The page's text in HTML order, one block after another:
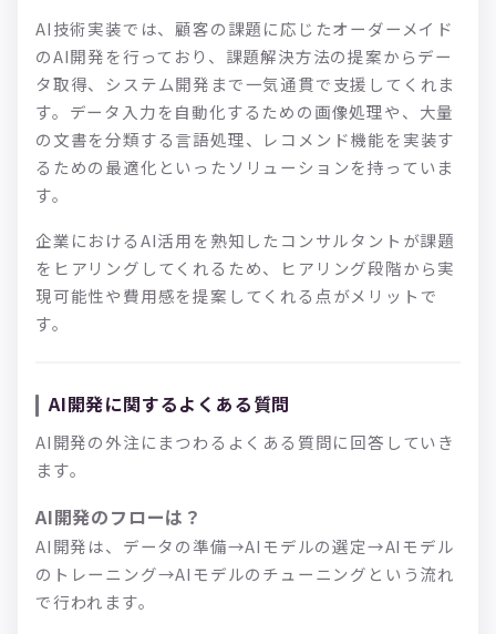
AI技術実装では、顧客の課題に応じたオーダーメイド
のAI開発を行っており、課題解決方法の提案からデー
タ取得、システム開発まで一気通貫で支援してくれま
す。データ入力を自動化するための画像処理や、大量
の文書を分類する言語処理、レコメンド機能を実装す
るための最適化といったソリューションを持っていま
す。
企業におけるAI活用を熟知したコンサルタントが課題
をヒアリングしてくれるため、ヒアリング段階から実
現可能性や費用感を提案してくれる点がメリットで
す。
AI開発に関するよくある質問
AI開発の外注にまつわるよくある質問に回答していき
ます。
AI開発のフローは？
AI開発は、データの準備→AIモデルの選定→AIモデル
のトレーニング→AIモデルのチューニングという流れ
で行われます。